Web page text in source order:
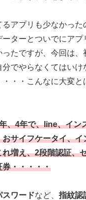
アプリも少なかった
ーターとついでにアプ
たですが、今回は、
分でやらなくてはいけ
・・こんなに大変と
、4年で、line、イン
サイフケータイ、イ
増え、2段階認証、
券・・・・・
ワードなど、 指紋認